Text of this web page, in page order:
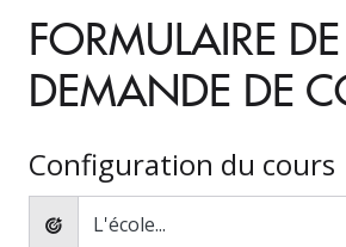
FORMULAIRE DE
DEMANDE DE
Configuration du cours